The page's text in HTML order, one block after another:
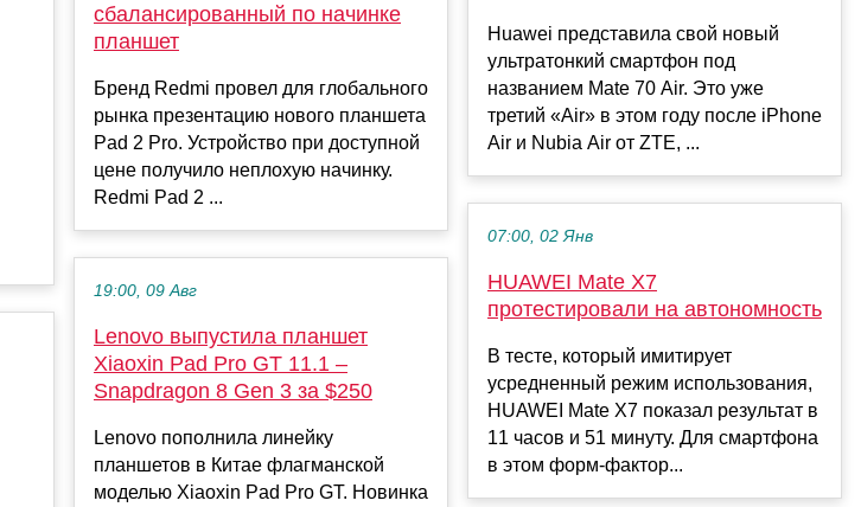
сбалансированный по начинке
планшет
Бренд Redmi провел для глобального
рынка презентацию нового планшета
Pad 2 Pro. Устройство при доступной
цене получило неплохую начинку.
Redmi Pad 2 ...
19:00, 09 Авг
Lenovo выпустила планшет
Xiaoxin Pad Pro GT 11.1 –
Snapdragon 8 Gen 3 за $250
Lenovo пополнила линейку
планшетов в Китае флагманской
моделью Xiaoxin Pad Pro GT. Новинка
Huawei представила свой новый
ультратонкий смартфон под
названием Mate 70 Air. Это уже
третий «Air» в этом году после iPhone
Air и Nubia Air от ZTE, ...
07:00, 02 Янв
HUAWEI Mate X7
протестировали на автономность
В тесте, который имитирует
усредненный режим использования,
HUAWEI Mate X7 показал результат в
11 часов и 51 минуту. Для смартфона
в этом форм-фактор...